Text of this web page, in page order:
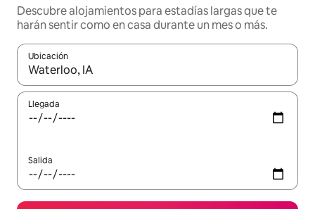
Descubre alojamientos para estadías largas que te
harán sentir como en casa durante un mes o más.
Ubicación
Cuando los resultados estén disponibles, navega con las
Llegada
Salida